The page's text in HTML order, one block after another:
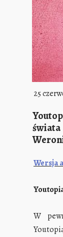
25
świata
Wersja
W